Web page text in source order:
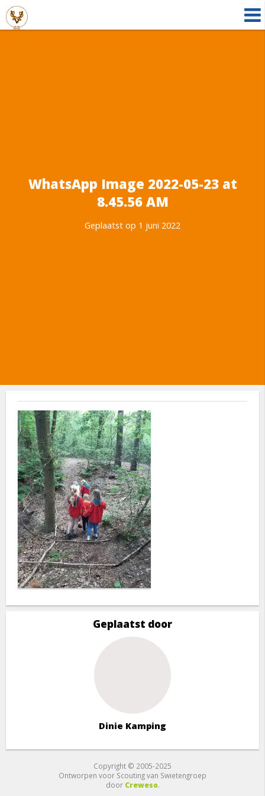
WhatsApp Image 2022-05-23 at
8.45.56 AM
Geplaatst op 1 juni 2022
Geplaatst door
Dinie Kamping
Copyright © 2005-2025
Ontworpen voor Scouting van Swietengroep
door Creweso.